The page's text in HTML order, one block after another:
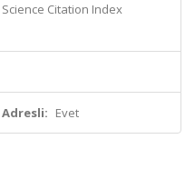
Science Citation Index
Evet